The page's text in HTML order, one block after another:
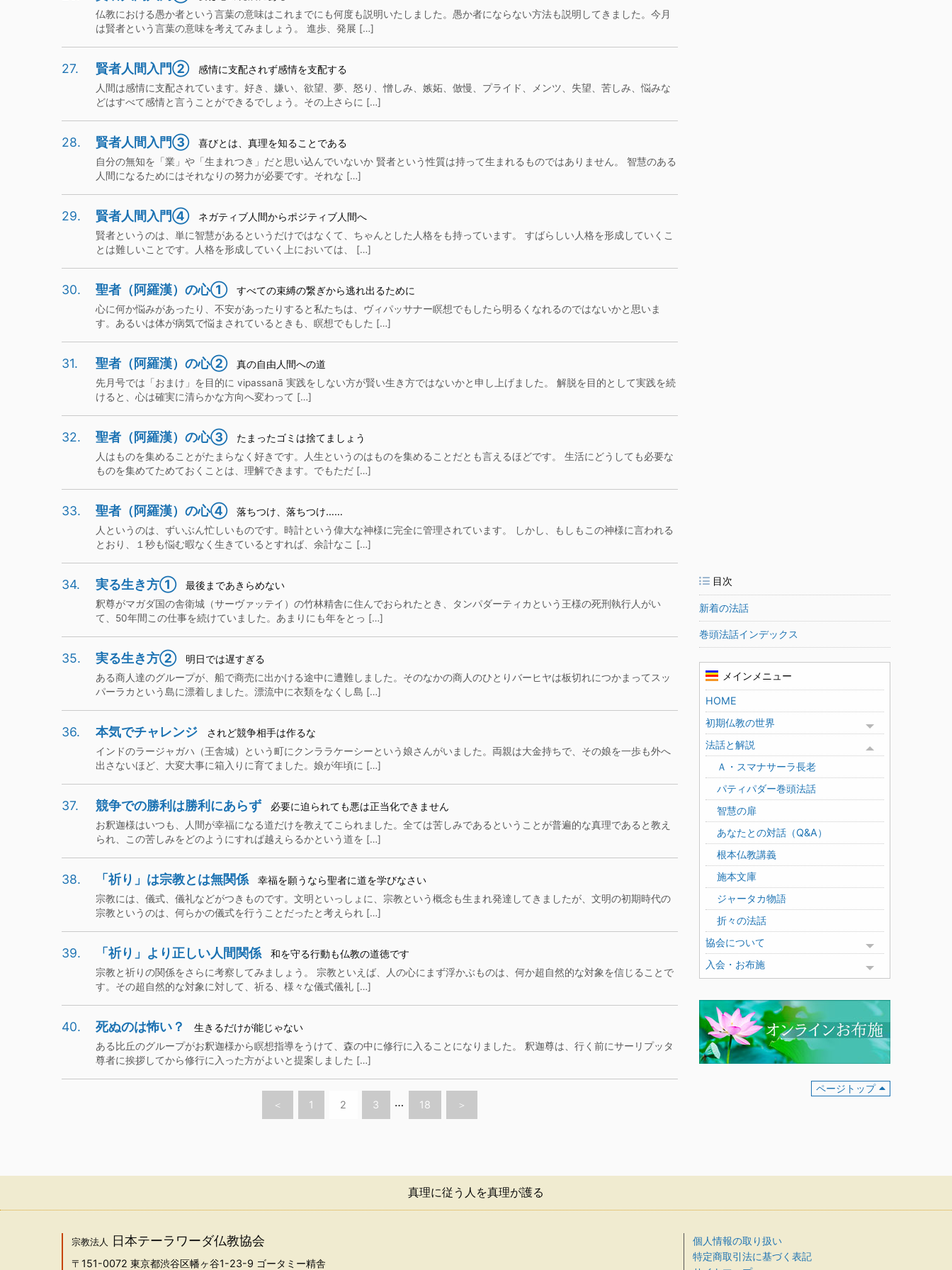
仏教における愚か者という言葉の意味はこれまでにも何度も説明いたしました。愚か者にならない方法も説明してきました。今月
は賢者という言葉の意味を考えてみましょう。 進歩、発展 […]
27. 賢者人間入門② 感情に支配されず感情を支配する
人間は感情に支配されています。好き、嫌い、欲望、夢、怒り、憎しみ、嫉妬、倣慢、プライド、メンツ、失望、苦しみ、悩みな
どはすべて感情と言うことができるでしょう。その上さらに […]
28. 賢者人間入門③ 喜びとは、真理を知ることである
自分の無知を「業」や「生まれつき」だと思い込んでいないか 賢者という性質は持って生まれるものではありません。 智慧のある
人間になるためにはそれなりの努力が必要です。それな […]
29. 賢者人間入門④ ネガティブ人間からポジティブ人間へ
賢者というのは、単に智慧があるというだけではなくて、ちゃんとした人格をも持っています。 すばらしい人格を形成していくこ
とは難しいことです。人格を形成していく上においては、 […]
30. 聖者（阿羅漢）の心① すべての束縛の繋ぎから逃れ出るために
心に何か悩みがあったり、不安があったりすると私たちは、ヴィパッサナー瞑想でもしたら明るくなれるのではないかと思いま
す。あるいは体が病気で悩まされているときも、瞑想でもした […]
31. 聖者（阿羅漢）の心② 真の自由人間への道
先月号では「おまけ」を目的に vipassanā 実践をしない方が賢い生き方ではないかと申し上げました。 解脱を目的として実践を続
けると、心は確実に清らかな方向へ変わって […]
32. 聖者（阿羅漢）の心③ たまったゴミは捨てましょう
人はものを集めることがたまらなく好きです。人生というのはものを集めることだとも言えるほどです。 生活にどうしても必要な
ものを集めてためておくことは、理解できます。でもただ […]
33. 聖者（阿羅漢）の心④ 落ちつけ、落ちつけ……
人というのは、ずいぶん忙しいものです。時計という偉大な神様に完全に管理されています。 しかし、もしもこの神様に言われる
とおり、１秒も悩む暇なく生きているとすれば、余計なこ […]
34. 実る生き方① 最後まであきらめない
釈尊がマガダ国の舎衛城（サーヴァッテイ）の竹林精舎に住んでおられたとき、タンパダーティカという王様の死刑執行人がい
て、50年間この仕事を続けていました。あまりにも年をとっ […]
35. 実る生き方② 明日では遅すぎる
ある商人達のグループが、船で商売に出かける途中に遭難しました。そのなかの商人のひとりバーヒヤは板切れにつかまってスッ
パーラカという島に漂着しました。漂流中に衣類をなくし島 […]
36. 本気でチャレンジ されど競争相手は作るな
インドのラージャガハ（王舎城）という町にクンララケーシーという娘さんがいました。両親は大金持ちで、その娘を一歩も外へ
出さないほど、大変大事に箱入りに育てました。娘が年頃に […]
37. 競争での勝利は勝利にあらず 必要に迫られても悪は正当化できません
お釈迦様はいつも、人間が幸福になる道だけを教えてこられました。全ては苦しみであるということが普遍的な真理であると教え
られ、この苦しみをどのようにすれば越えらるかという道を […]
38. 「祈り」は宗教とは無関係 幸福を願うなら聖者に道を学びなさい
宗教には、儀式、儀礼などがつきものです。文明といっしょに、宗教という概念も生まれ発達してきましたが、文明の初期時代の
宗教というのは、何らかの儀式を行うことだったと考えられ […]
39. 「祈り」より正しい人間関係 和を守る行動も仏教の道徳です
宗教と祈りの関係をさらに考察してみましょう。 宗教といえば、人の心にまず浮かぶものは、何か超自然的な対象を信じることで
す。その超自然的な対象に対して、祈る、様々な儀式儀礼 […]
40. 死ぬのは怖い？ 生きるだけが能じゃない
ある比丘のグループがお釈迦様から瞑想指導をうけて、森の中に修行に入ることになりました。 釈迦尊は、行く前にサーリプッタ
尊者に挨拶してから修行に入った方がよいと提案しました […]
＜ 1 2 3 … 18 ＞
目次
新着の法話
巻頭法話インデックス
メインメニュー
HOME
初期仏教の世界
Toggle menu
法話と解説
Toggle menu
Ａ・スマナサーラ長老
パティパダー巻頭法話
智慧の扉
あなたとの対話（Q&A）
根本仏教講義
施本文庫
ジャータカ物語
折々の法話
協会について
Toggle menu
入会・お布施
Toggle menu
ページトップ
真理に従う人を真理が護る
個人情報の取り扱い
特定商取引法に基づく表記
宗教法人 日本テーラワーダ仏教協会
〒151-0072 東京都渋谷区幡ヶ谷1-23-9 ゴータミー精舎